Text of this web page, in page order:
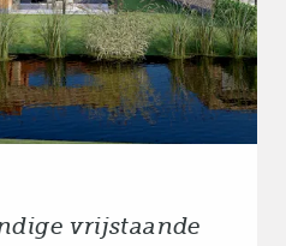
vrijstaande